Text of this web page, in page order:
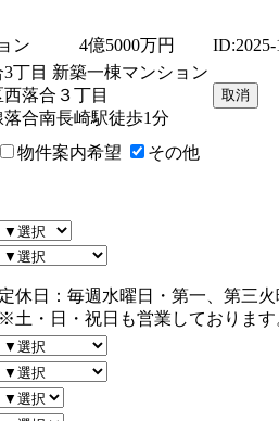
ン 4億5000万円
丁目 新築一棟マンション
落合３丁目
合南長崎駅徒歩1分
物件案内希望 その他
定休日：毎週水曜日・第一、第三火
※土・日・祝日も営業しております